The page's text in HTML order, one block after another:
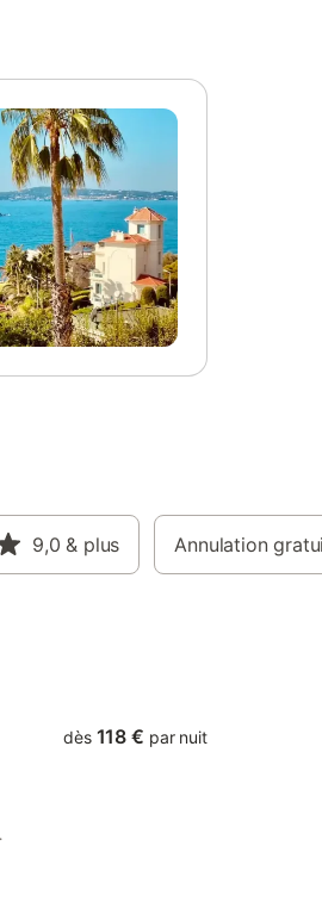
9,0 & plus Annulation
dès 118 € par nuit